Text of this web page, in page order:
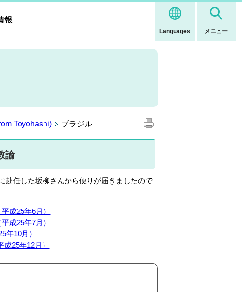
Languages メニュー
報
Toyohashi) ブラジル
諭
赴任した坂柳さんから便りが届きましたので
成25年6月）
成25年7月）
年10月）
25年12月）